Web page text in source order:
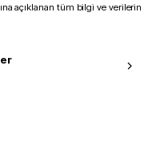
açıklanan tüm bilgi ve verilerin